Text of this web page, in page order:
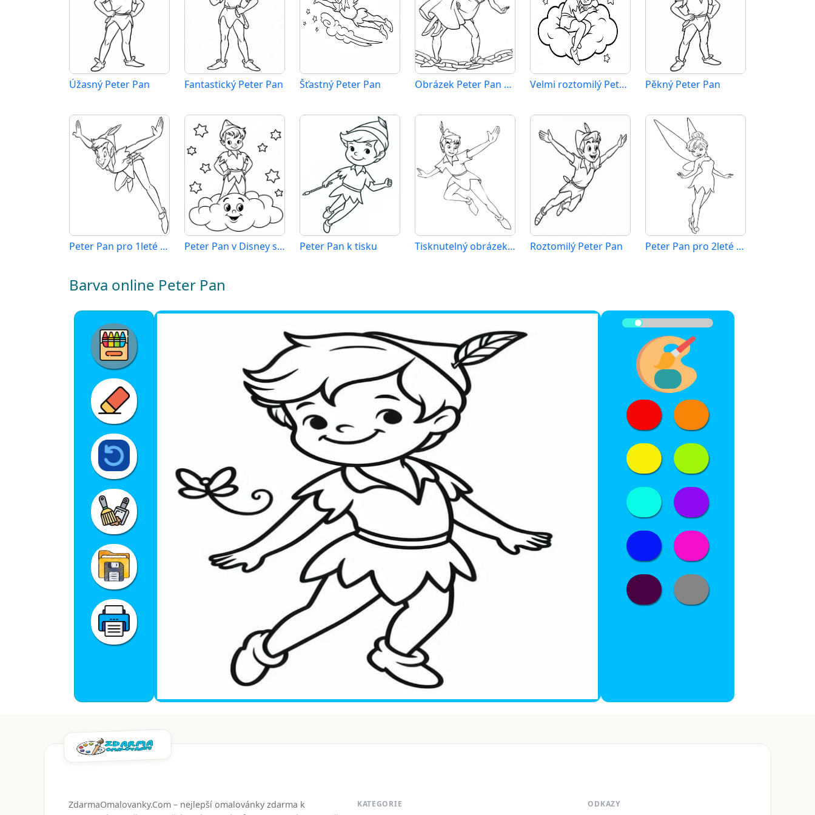
Úžasný Peter Pan Fantastický Peter Pan Šťastný Peter Pan Obrázek Peter Pan zdarma Velmi roztomilý Peter Pan Pěkný Peter Pan
Peter Pan pro 1leté děti Peter Pan v Disney stylu Peter Pan k tisku Tisknutelný obrázek Peter Pan Roztomilý Peter Pan Peter Pan pro 2leté děti
Barva online Peter Pan
ZdarmaOmalovanky.Com – nejlepší omalovánky zdarma k
KATEGORIE ODKAZY